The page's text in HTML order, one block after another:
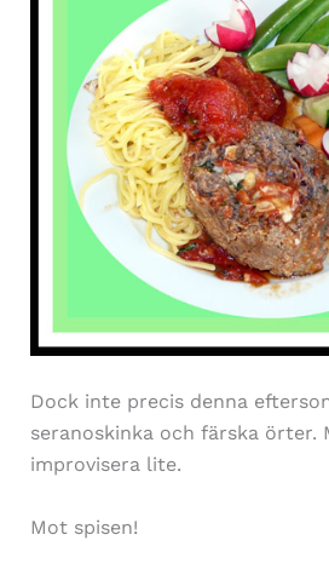
Dock inte precis denna
seranoskinka och färska örter.
improvisera lite.
Mot spisen!